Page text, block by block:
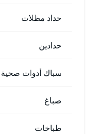
حداد مظلات
حدادين
سباك أدوات صحية
صباغ
طباخات